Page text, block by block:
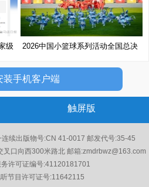
级
2026中国小篮球系列活动全国总决
装手机客户端
触屏版
续出版物号:CN 41-0017 邮发代号:35-45
叉口向西300米路北 邮箱:zmdrbwz@163.com
许可证编号:41120181701
节目许可证号:11642115